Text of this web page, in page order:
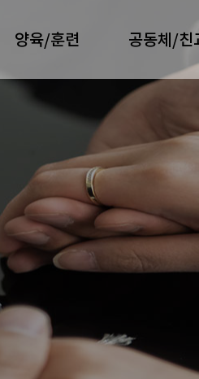
양육/훈련 공동체/친